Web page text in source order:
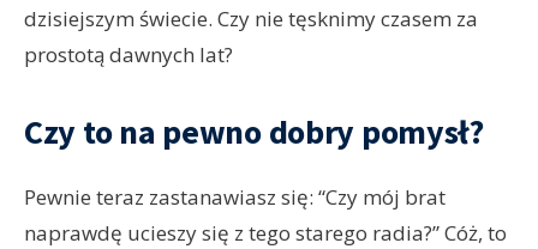
dzisiejszym świecie. Czy nie tęsknimy czasem za
prostotą dawnych lat?
Czy to na pewno dobry pomysł?
Pewnie teraz zastanawiasz się: “Czy mój brat
naprawdę ucieszy się z tego starego radia?” Cóż, to